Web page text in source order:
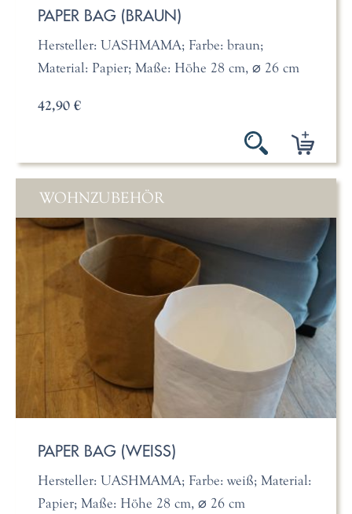
PAPER BAG (BRAUN)
Hersteller: UASHMAMA; Farbe: braun;
Material: Papier; Maße: Höhe 28 cm, ⌀ 26 cm
42,90 €
WOHNZUBEHÖR
PAPER BAG (WEISS)
Hersteller: UASHMAMA; Farbe: weiß; Material:
Papier; Maße: Höhe 28 cm, ⌀ 26 cm